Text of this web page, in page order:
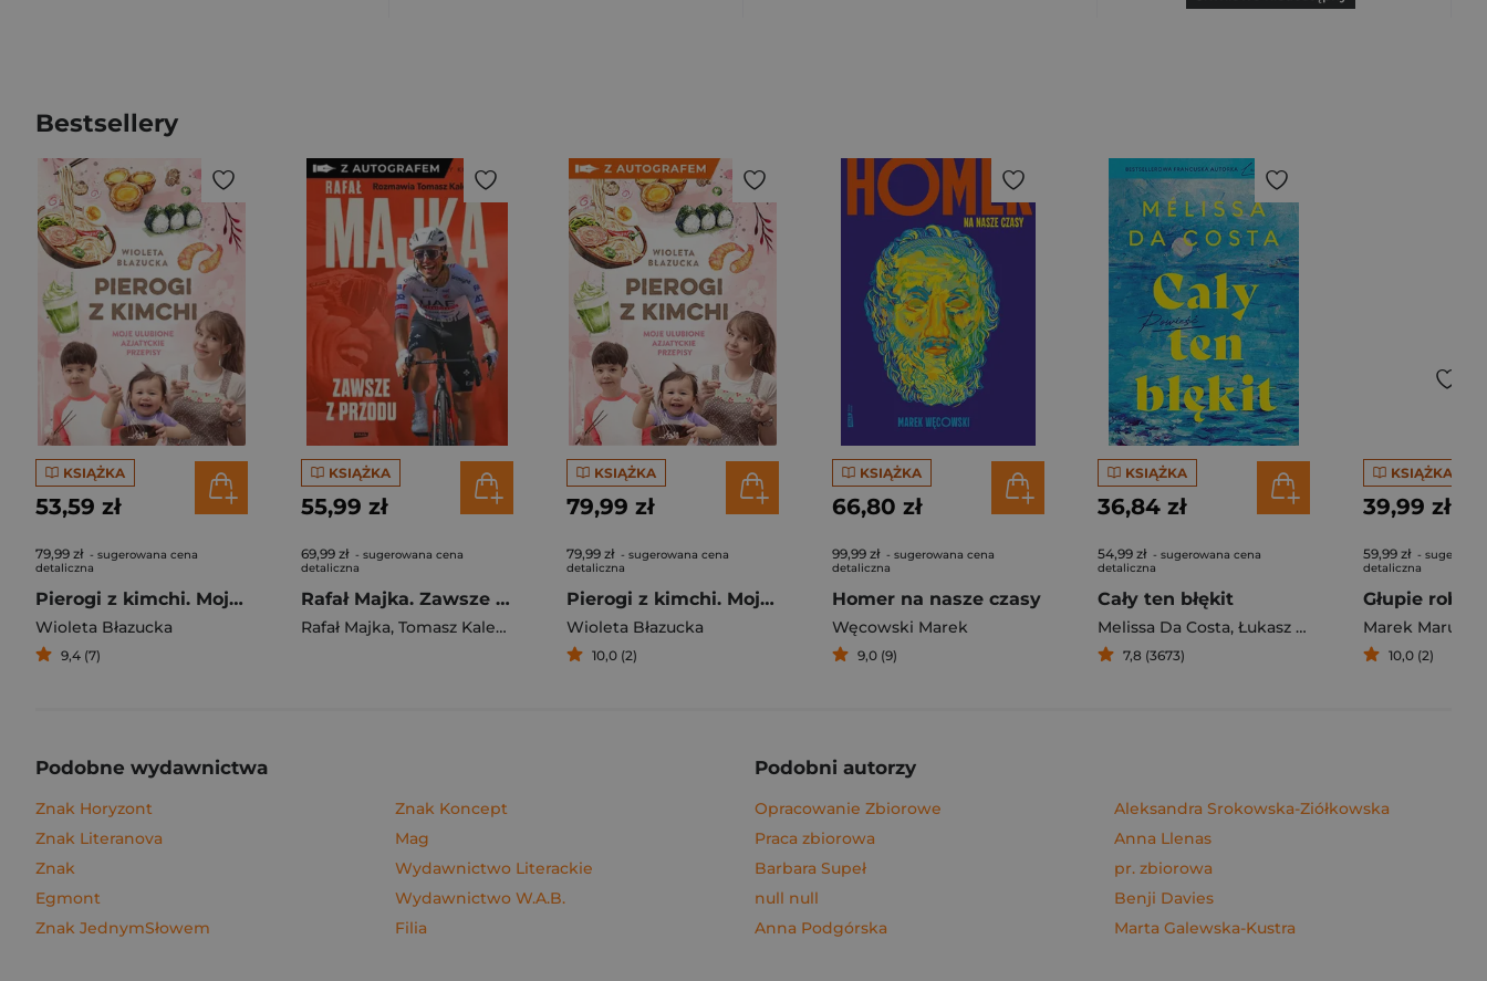
Bestsellery
KSIĄŻKA
53,59 zł
79,99 zł - sugerowana cena
detaliczna
Pierogi z kimchi. Moje ulubione azjatyckie przepisy
Wioleta Błazucka
9,4 (7)
KSIĄŻKA
55,99 zł
69,99 zł - sugerowana cena
detaliczna
Rafał Majka. Zawsze z przodu. Rozmawia Tomasz Kalemba - książka z autografem
Rafał Majka, Tomasz Kalemba
KSIĄŻKA
79,99 zł
79,99 zł - sugerowana cena
detaliczna
Pierogi z kimchi. Moje ulubione azjatyckie przepisy - książka z autografem
Wioleta Błazucka
10,0 (2)
KSIĄŻKA
66,80 zł
99,99 zł - sugerowana cena
detaliczna
Homer na nasze czasy
Węcowski Marek
9,0 (9)
KSIĄŻKA
36,84 zł
54,99 zł - sugerowana cena
detaliczna
Cały ten błękit
Melissa Da Costa, Łukasz Müller
7,8 (3673)
KSIĄŻKA
39,99 zł
59,99 zł -
detaliczna
Marek
10,0 (2)
Podobne wydawnictwa
Znak Horyzont
Znak Literanova
Znak
Egmont
Znak JednymSłowem
Znak Koncept
Mag
Wydawnictwo Literackie
Wydawnictwo W.A.B.
Filia
Podobni autorzy
Opracowanie Zbiorowe
Praca zbiorowa
Barbara Supeł
null null
Anna Podgórska
Aleksandra Srokowska-Ziółkowska
Anna Llenas
pr. zbiorowa
Benji Davies
Marta Galewska-Kustra